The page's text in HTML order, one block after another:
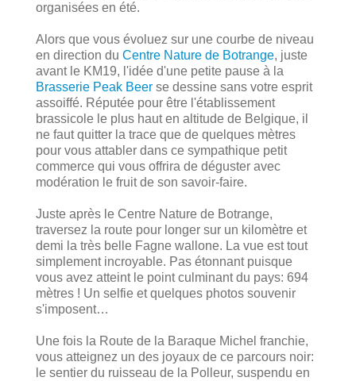
organisées en été.
Alors que vous évoluez sur une courbe de niveau
en direction du Centre Nature de Botrange, juste
avant le KM19, l'idée d'une petite pause à la
Brasserie Peak Beer se dessine sans votre esprit
assoiffé. Réputée pour être l'établissement
brassicole le plus haut en altitude de Belgique, il
ne faut quitter la trace que de quelques mètres
pour vous attabler dans ce sympathique petit
commerce qui vous offrira de déguster avec
modération le fruit de son savoir-faire.
Juste après le Centre Nature de Botrange,
traversez la route pour longer sur un kilomètre et
demi la très belle Fagne wallone. La vue est tout
simplement incroyable. Pas étonnant puisque
vous avez atteint le point culminant du pays: 694
mètres ! Un selfie et quelques photos souvenir
s'imposent…
Une fois la Route de la Baraque Michel franchie,
vous atteignez un des joyaux de ce parcours noir:
le sentier du ruisseau de la Polleur, suspendu en